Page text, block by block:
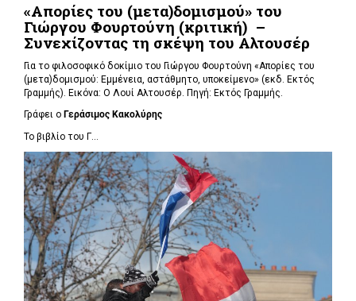
«Απορίες του (μετα)δομισμού» του
Γιώργου Φουρτούνη (κριτική) –
Συνεχίζοντας τη σκέψη του Αλτουσέρ
Για το φιλοσοφικό δοκίμιο του Γιώργου Φουρτούνη «Απορίες του
(μετα)δομισμού: Εμμένεια, αστάθμητο, υποκείμενο» (εκδ. Εκτός
Γραμμής). Εικόνα: Ο Λουί Αλτουσέρ. Πηγή: Εκτός Γραμμής.
Γράφει ο Γεράσιμος Κακολύρης
Το βιβλίο του Γ...